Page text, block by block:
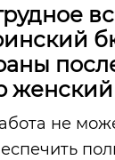
женский
не